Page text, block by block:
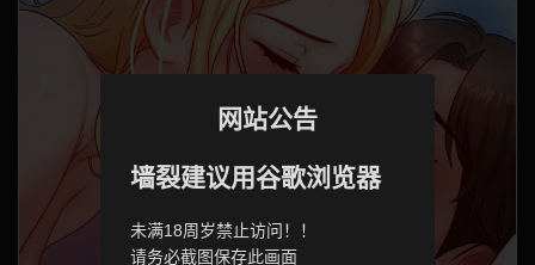
网站公告
墙裂建议用谷歌浏览器
未满18周岁禁止访问！！
请务必截图保存此画面